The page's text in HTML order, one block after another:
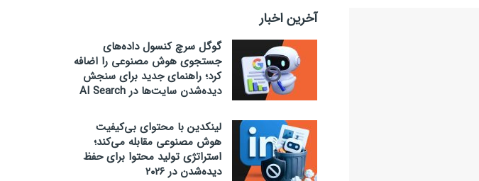
آخرین اخبار
گوگل سرچ کنسول داده‌های
جستجوی هوش مصنوعی را اضافه
کرد؛ راهنمای جدید برای سنجش
دیده‌شدن سایت‌ها در AI Search
لینکدین با محتوای بی‌کیفیت
هوش مصنوعی مقابله می‌کند؛
استراتژی تولید محتوا برای حفظ
دیده‌شدن در ۲۰۲۶